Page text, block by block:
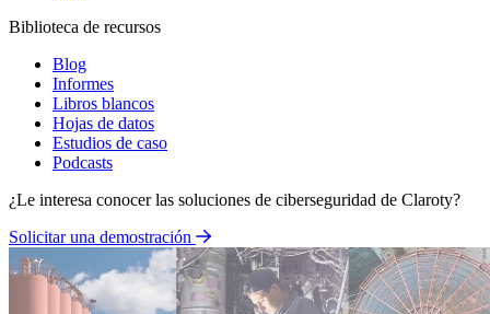
Biblioteca de recursos
Blog
Informes
Libros blancos
Hojas de datos
Estudios de caso
Podcasts
¿Le interesa conocer las soluciones de ciberseguridad de Claroty?
Solicitar una demostración